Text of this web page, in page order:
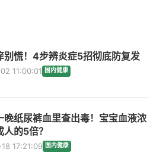
别慌！4步辨炎症5招彻底防复发
11:00:01 国内健康
晚纸尿裤血里查出毒！宝宝血液浓
的5倍？
17:21:09 国内健康